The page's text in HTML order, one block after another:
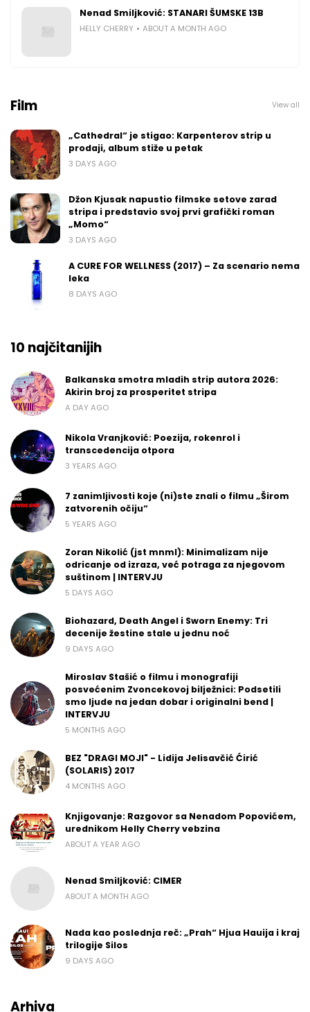
Nenad Smiljković: STANARI ŠUMSKE 13B
HELLY CHERRY ABOUT A MONTH AGO
Film View all
„Cathedral“ je stigao: Karpenterov strip u
prodaji, album stiže u petak
3 DAYS AGO
Džon Kjusak napustio filmske setove zarad
stripa i predstavio svoj prvi grafički roman
„Momo“
3 DAYS AGO
A CURE FOR WELLNESS (2017) – Za scenario nema
leka
8 DAYS AGO
10 najčitanijih
Balkanska smotra mladih strip autora 2026:
Akirin broj za prosperitet stripa
A DAY AGO
Nikola Vranjković: Poezija, rokenrol i
transcedencija otpora
3 YEARS AGO
7 zanimljivosti koje (ni)ste znali o filmu „Širom
zatvorenih očiju“
5 YEARS AGO
Zoran Nikolić (jst mnml): Minimalizam nije
odricanje od izraza, već potraga za njegovom
suštinom | INTERVJU
5 DAYS AGO
Biohazard, Death Angel i Sworn Enemy: Tri
decenije žestine stale u jednu noć
9 DAYS AGO
Miroslav Stašić o filmu i monografiji
posvećenim Zvoncekovoj bilježnici: Podsetili
smo ljude na jedan dobar i originalni bend |
INTERVJU
5 MONTHS AGO
BEZ "DRAGI MOJI" - Lidija Jelisavčić Ćirić
(SOLARIS) 2017
4 MONTHS AGO
Knjigovanje: Razgovor sa Nenadom Popovićem,
urednikom Helly Cherry vebzina
ABOUT A YEAR AGO
Nenad Smiljković: CIMER
ABOUT A MONTH AGO
Nada kao poslednja reč: „Prah“ Hjua Hauija i kraj
trilogije Silos
9 DAYS AGO
Arhiva